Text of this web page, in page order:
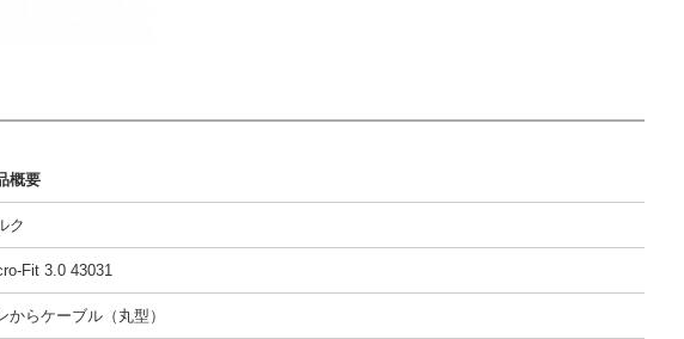
概要
ク
Fit 3.0 43031
からケーブル（丸型）